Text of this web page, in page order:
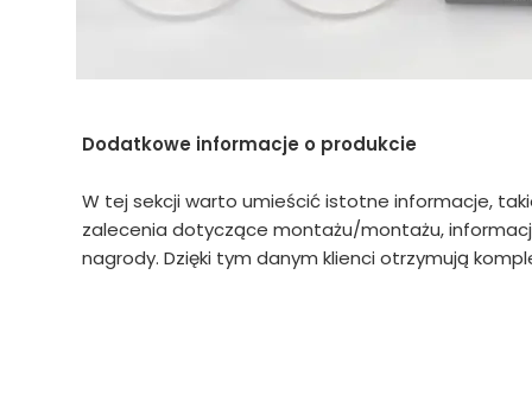
Dodatkowe informacje o produkcie
W tej sekcji warto umieścić istotne informacje,
zalecenia dotyczące montażu/montażu,
nagrody. Dzięki tym danym klienci otrzymują